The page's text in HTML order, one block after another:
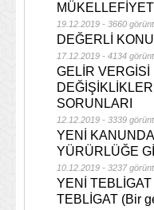
19.12.2019 - 3660
DEĞERLİ
17.12.2019 - 4134
GELİR
SORUNLARI
12.12.2019 - 3339
YENİ
YÜRÜRLÜĞE
10.12.2019 - 3237
YENİ
TEBLİGAT (Bir